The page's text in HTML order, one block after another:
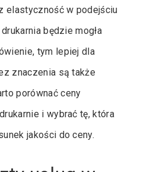
elastyczność w podejściu
będzie mogła
tym lepiej dla
znaczenia są także
porównać ceny
i wybrać tę, która
jakości do ceny.